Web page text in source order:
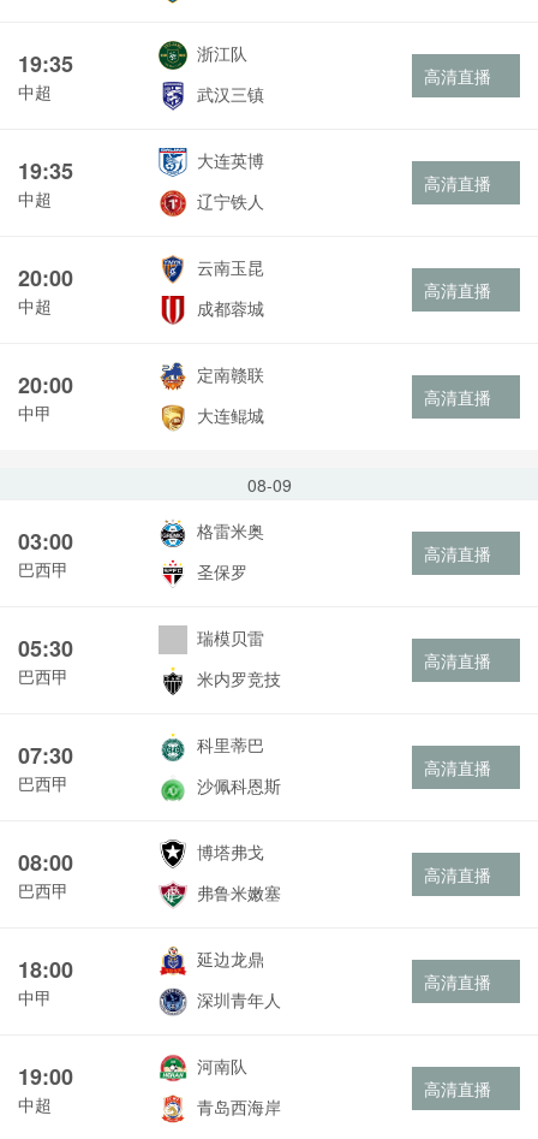
19:35
中超
浙江队
武汉三镇
高清直播
19:35
中超
大连英博
辽宁铁人
高清直播
20:00
中超
云南玉昆
成都蓉城
高清直播
20:00
中甲
定南赣联
大连鲲城
高清直播
08-09
03:00
巴西甲
格雷米奥
圣保罗
高清直播
05:30
巴西甲
瑞模贝雷
米内罗竞技
高清直播
07:30
巴西甲
科里蒂巴
沙佩科恩斯
高清直播
08:00
巴西甲
博塔弗戈
弗鲁米嫩塞
高清直播
18:00
中甲
延边龙鼎
深圳青年人
高清直播
19:00
中超
河南队
青岛西海岸
高清直播